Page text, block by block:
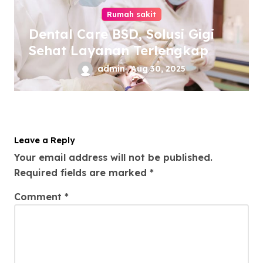
Rumah sakit
Dental Care BSD, Solusi Gigi
Sehat Layanan Terlengkap
admin Aug 30, 2025
Leave a Reply
Your email address will not be published.
Required fields are marked *
Comment *